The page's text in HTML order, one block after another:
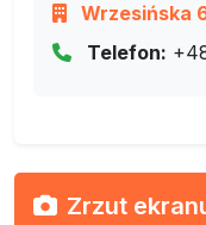
Wrzesińska
Telefon:
Zrzut